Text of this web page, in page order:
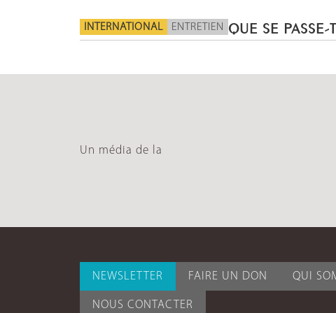
INTERNATIONAL ENTRETIEN QUE SE
Un média de la
NEWSLETTER FAIRE UN DON QUI
NOUS CONTACTER